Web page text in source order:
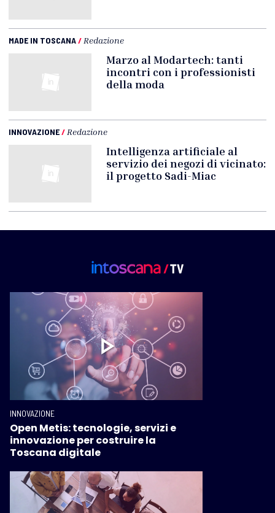
MADE IN TOSCANA/ Redazione
Marzo al Modartech: tanti
incontri con i professionisti
della moda
INNOVAZIONE/ Redazione
Intelligenza artificiale al
servizio dei negozi di vicinato:
il progetto Sadi-Miac
INNOVAZIONE
Open Metis: tecnologie, servizi e
innovazione per costruire la
Toscana digitale